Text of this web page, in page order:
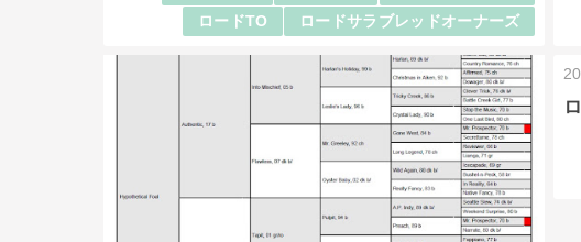
ロードTO
ロードサラブレッドオーナーズ